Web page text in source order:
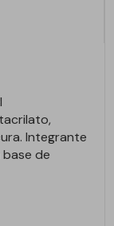
Integrante
de